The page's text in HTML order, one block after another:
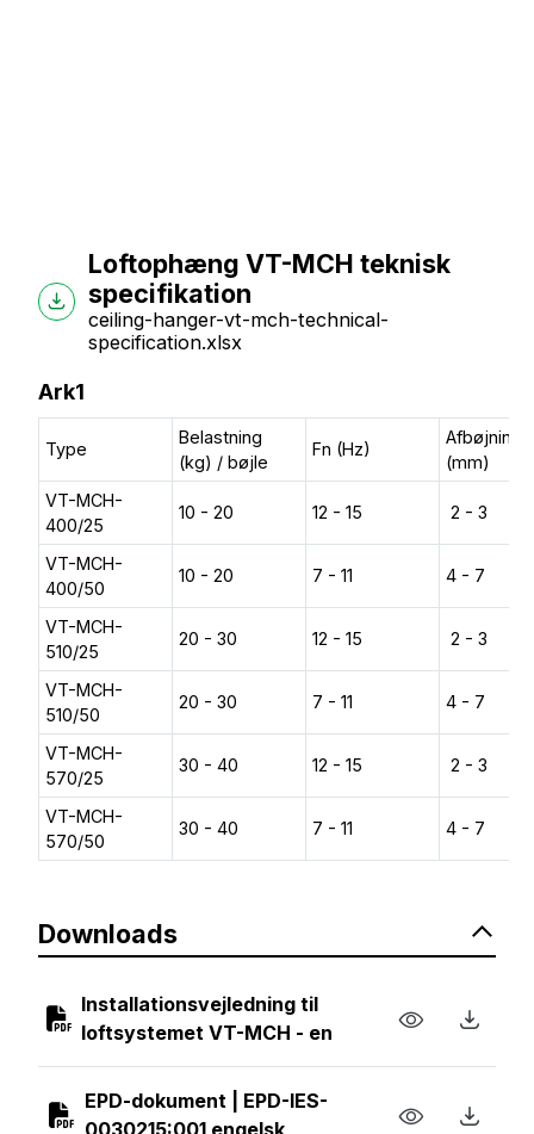
Loftophæng VT-MCH teknisk
specifikation
ceiling-hanger-vt-mch-technical-
specification.xlsx
Ark1
Type
Belastning
(kg) / bøjle
Fn (Hz)
Afbøjning
(mm)
VT-MCH-
400/25
10 - 20 12 - 15 2 - 3
VT-MCH-
400/50
10 - 20 7 - 11 4 - 7
VT-MCH-
510/25
20 - 30 12 - 15 2 - 3
VT-MCH-
510/50
20 - 30 7 - 11 4 - 7
VT-MCH-
570/25
30 - 40 12 - 15 2 - 3
VT-MCH-
570/50
30 - 40 7 - 11 4 - 7
Downloads
Installationsvejledning til
loftsystemet VT-MCH - en
EPD-dokument | EPD-IES-